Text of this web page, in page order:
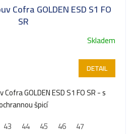
Cofra GOLDEN ESD S1 FO
SR
Skladem
DETAIL
GOLDEN ESD S1 FO SR - s
špicí
43 44 45 46 47